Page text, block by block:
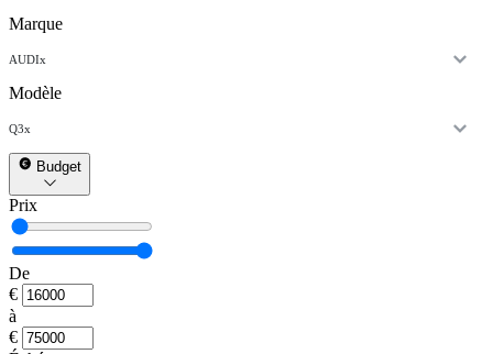
Marque
AUDIx
Modèle
Q3x
Budget
Prix
De
€
à
€